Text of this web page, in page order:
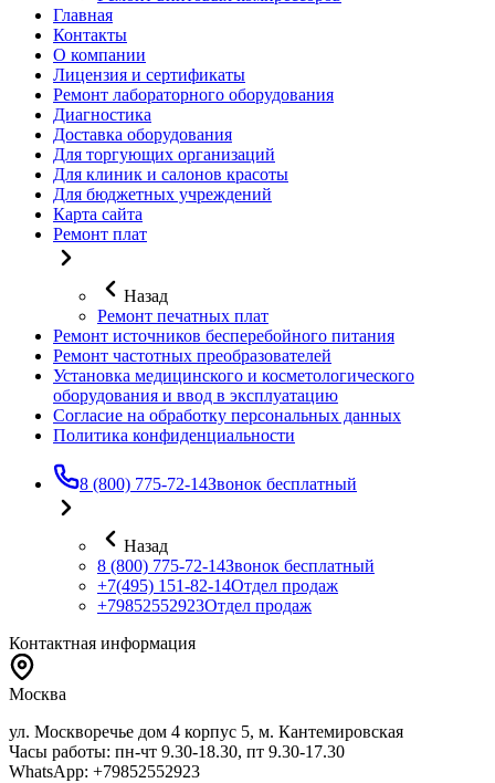
Главная
Контакты
О компании
Лицензия и сертификаты
Ремонт лабораторного оборудования
Диагностика
Доставка оборудования
Для торгующих организаций
Для клиник и салонов красоты
Для бюджетных учреждений
Карта сайта
Ремонт плат
Назад
Ремонт печатных плат
Ремонт источников бесперебойного питания
Ремонт частотных преобразователей
Установка медицинского и косметологического
оборудования и ввод в эксплуатацию
Согласие на обработку персональных данных
Политика конфиденциальности
8 (800) 775-72-14Звонок бесплатный
Назад
8 (800) 775-72-14Звонок бесплатный
+7(495) 151-82-14Отдел продаж
+79852552923Отдел продаж
Контактная информация
Москва
ул. Москворечье дом 4 корпус 5, м. Кантемировская
Часы работы: пн-чт 9.30-18.30, пт 9.30-17.30
WhatsApp: +79852552923